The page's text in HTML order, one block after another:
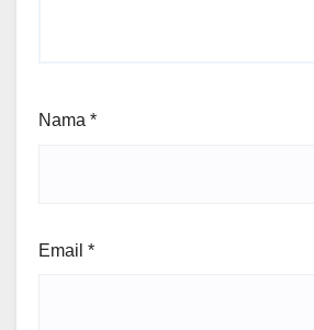
Nama *
Email *